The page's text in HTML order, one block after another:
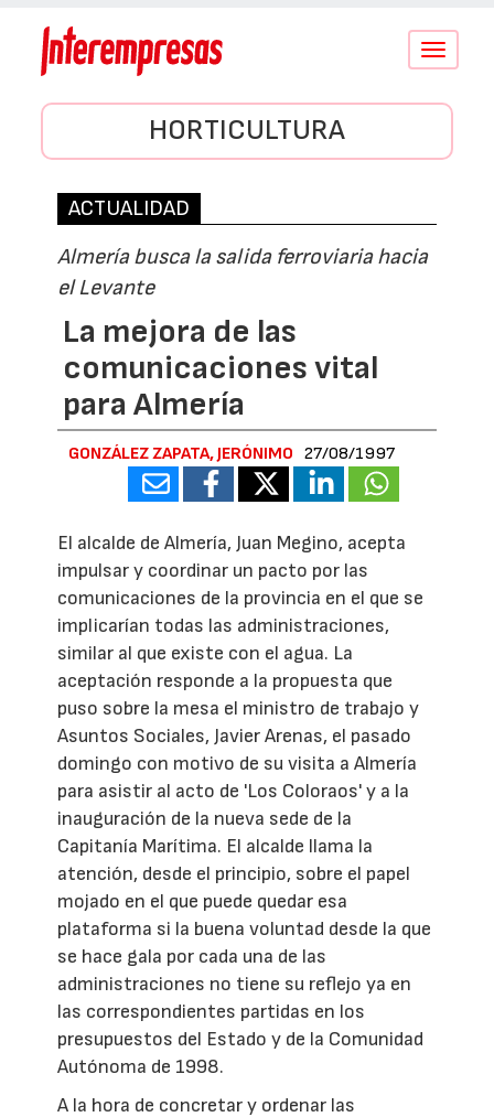
Conmutar
HORTICULTURA
ACTUALIDAD
Almería busca la salida ferroviaria hacia
el Levante
La mejora de las
comunicaciones vital
para Almería
GONZÁLEZ ZAPATA, JERÓNIMO 27/08/1997
El alcalde de Almería, Juan Megino, acepta
impulsar y coordinar un pacto por las
comunicaciones de la provincia en el que se
implicarían todas las administraciones,
similar al que existe con el agua. La
aceptación responde a la propuesta que
puso sobre la mesa el ministro de trabajo y
Asuntos Sociales, Javier Arenas, el pasado
domingo con motivo de su visita a Almería
para asistir al acto de 'Los Coloraos' y a la
inauguración de la nueva sede de la
Capitanía Marítima. El alcalde llama la
atención, desde el principio, sobre el papel
mojado en el que puede quedar esa
plataforma si la buena voluntad desde la que
se hace gala por cada una de las
administraciones no tiene su reflejo ya en
las correspondientes partidas en los
presupuestos del Estado y de la Comunidad
Autónoma de 1998.
A la hora de concretar y ordenar las